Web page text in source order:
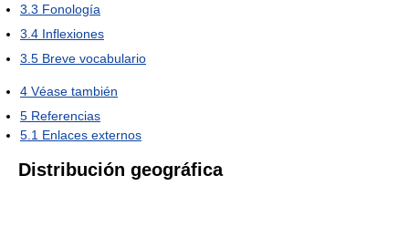
3.3 Fonología
3.4 Inflexiones
3.5 Breve vocabulario
4 Véase también
5 Referencias
5.1 Enlaces externos
Distribución geográfica